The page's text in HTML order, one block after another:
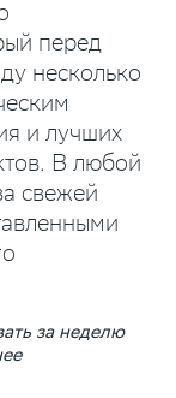
перед
несколько
и лучших
В любой
свежей
за неделю